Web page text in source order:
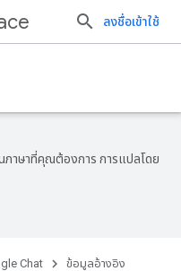
ลงชื่อเข้าใช้
ภาษาที่คุณต้องการ การแปลโดย
Chat ข้อมูลอ้างอิง